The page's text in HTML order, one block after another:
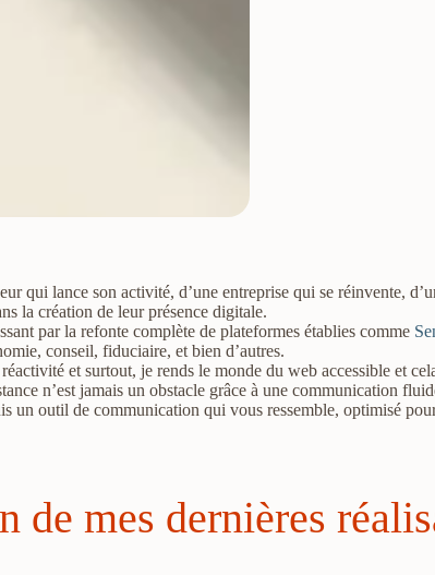
qui lance son activité, d’une entreprise qui se réinvente,
la création de leur présence digitale.
par la refonte complète de plateformes établies comme
conseil, fiduciaire, et bien d’autres.
et surtout, je rends le monde du web accessible et
n’est jamais un obstacle grâce à une communication
un outil de communication qui vous ressemble, optimisé
de mes dernières